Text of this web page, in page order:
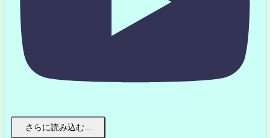
さらに読み込む...